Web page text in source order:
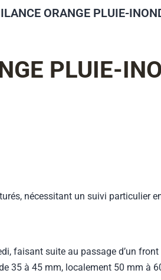
ORANGE PLUIE-
PLUIE-
nécessitant un suivi particulier
faisant suite au passage d’un
35 à 45 mm, localement 50 mm à